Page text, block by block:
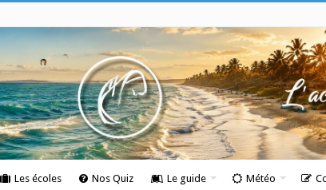
Les écoles Nos Quiz Le guide Météo